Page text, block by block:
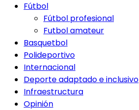
Fútbol
Fútbol profesional
Futbol amateur
Basquetbol
Polideportivo
Internacional
Deporte adaptado e inclusivo
Infraestructura
Opinión